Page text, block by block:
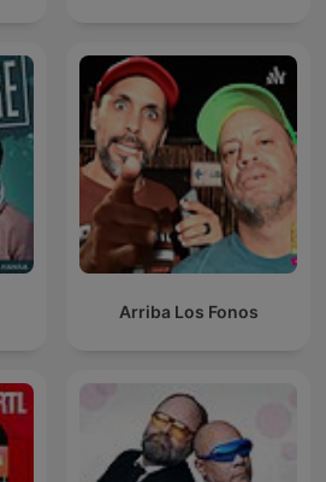
Arriba Los Fonos